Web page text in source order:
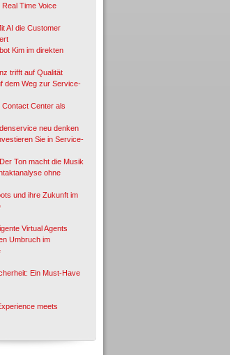
Real Time Voice
AI die Customer
Kim im direkten
trifft auf Qualität
dem Weg zur Service-
Contact Center als
neu denken
Sie in Service-
Der Ton macht die Musik
ohne
und ihre Zukunft im
Virtual Agents
Umbruch im
Ein Must-Have
meets